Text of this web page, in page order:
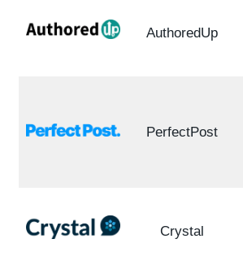
AuthoredUp
PerfectPost
Crystal